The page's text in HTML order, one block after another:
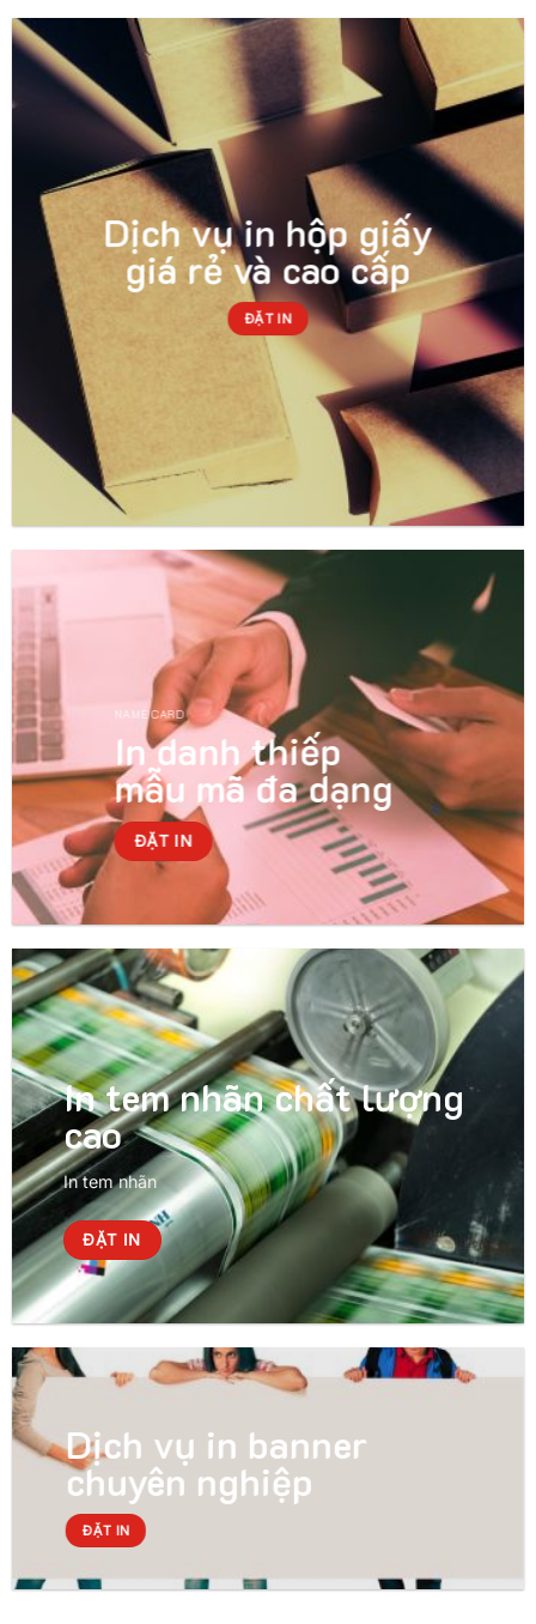
Dịch vụ in hộp giấy
giá rẻ và cao cấp
ĐẶT IN
NAME CARD
In danh thiếp
mẫu mã đa dạng
ĐẶT IN
In tem nhãn chất lượng
cao
In tem nhãn
ĐẶT IN
Dịch vụ in banner
chuyên nghiệp
ĐẶT IN